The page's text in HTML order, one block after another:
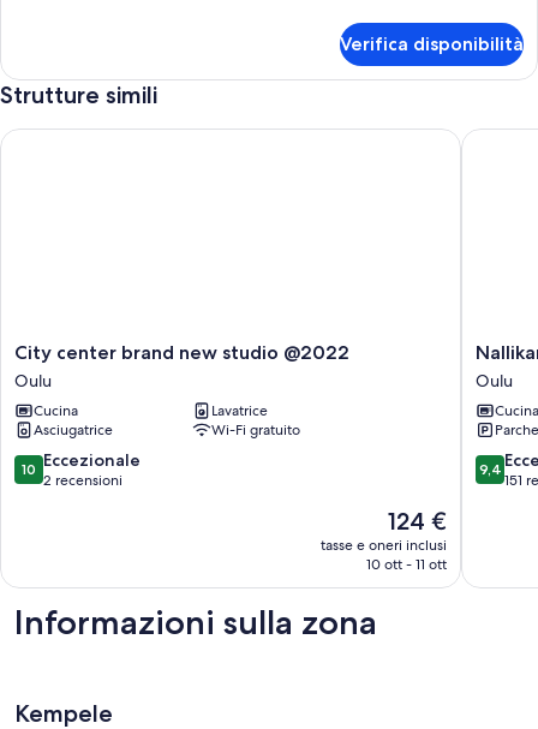
Standard
Verifica disponibilità
Strutture simili
City
center
brand
new
studio
@2022
Oulu
City center brand new studio @2022
Oulu
Cucina
Lavatrice
Asciugatrice
Wi-Fi gratuito
10.0
su
10 Eccezionale
2 recensioni
Il
prezzo
attuale
124 €
tasse e oneri inclusi
10 ott - 11 ott
City center brand new studio @2022
Nallikari
Seaside
Villas
Oulu
Oulu
Cucina
9.4
su
9,4
151
Nallikari
Informazioni sulla zona
Kempele